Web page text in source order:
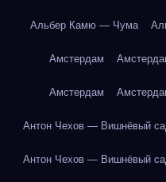
Альбер Камю — Чума
Амстердам
Амстердам
Антон Чехов — Вишнёвый
Антон Чехов — Вишнёвый